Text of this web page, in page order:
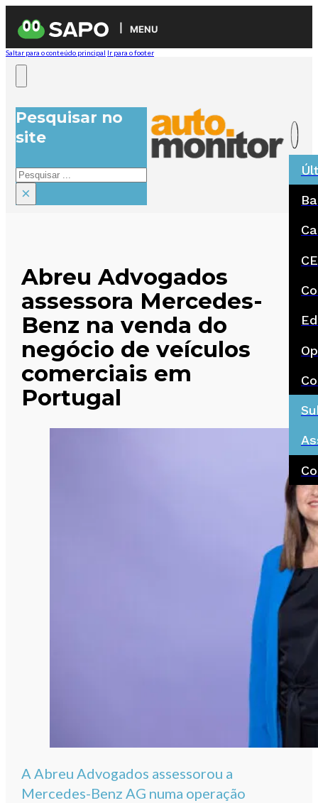
MENU
Saltar para o conteúdo principal Ir para o footer
Pesquisar no
site
Pesquisar
×
Abreu Advogados
assessora Mercedes-
Benz na venda do
negócio de veículos
comerciais em
Portugal
A Abreu Advogados assessorou a
Mercedes-Benz AG numa operação